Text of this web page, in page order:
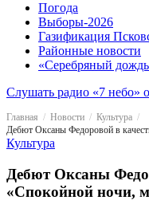
Погода
Выборы-2026
Газификация
Районные новости
«Серебряный
Слушать радио «7 небо»
Главная Новости
Культура
Культура
Дебют Оксаны
«Спокойной ночи,